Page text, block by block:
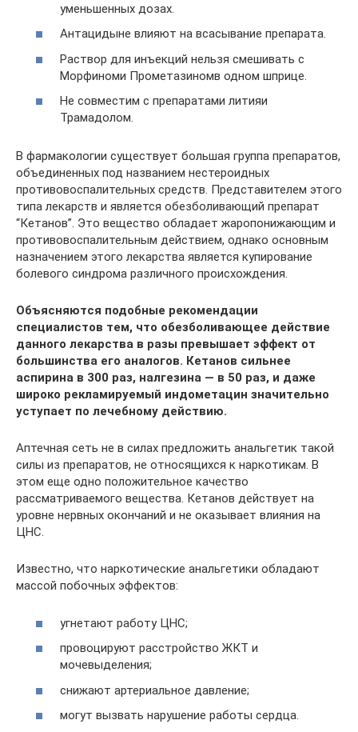
уменьшенных дозах.
Антацидыне влияют на всасывание препарата.
Раствор для инъекций нельзя смешивать с
Морфиноми Прометазиномв одном шприце.
Не совместим с препаратами литияи
Трамадолом.
В фармакологии существует большая группа препаратов,
объединенных под названием нестероидных
противовоспалительных средств. Представителем этого
типа лекарств и является обезболивающий препарат
“Кетанов”. Это вещество обладает жаропонижающим и
противовоспалительным действием, однако основным
назначением этого лекарства является купирование
болевого синдрома различного происхождения.
Объясняются подобные рекомендации
специалистов тем, что обезболивающее действие
данного лекарства в разы превышает эффект от
большинства его аналогов. Кетанов сильнее
аспирина в 300 раз, налгезина — в 50 раз, и даже
широко рекламируемый индометацин значительно
уступает по лечебному действию.
Аптечная сеть не в силах предложить анальгетик такой
силы из препаратов, не относящихся к наркотикам. В
этом еще одно положительное качество
рассматриваемого вещества. Кетанов действует на
уровне нервных окончаний и не оказывает влияния на
ЦНС.
Известно, что наркотические анальгетики обладают
массой побочных эффектов:
угнетают работу ЦНС;
провоцируют расстройство ЖКТ и
мочевыделения;
снижают артериальное давление;
могут вызвать нарушение работы сердца.